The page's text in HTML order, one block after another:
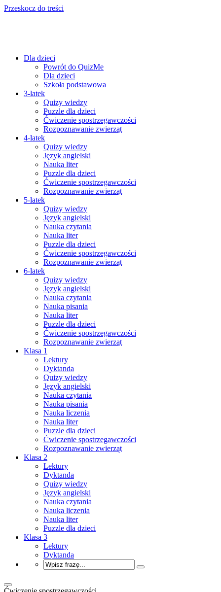
Przeskocz do treści
Dla dzieci
Powrót do QuizMe
Dla dzieci
Szkoła podstawowa
3-latek
Quizy wiedzy
Puzzle dla dzieci
Ćwiczenie spostrzegawczości
Rozpoznawanie zwierząt
4-latek
Quizy wiedzy
Język angielski
Nauka liter
Puzzle dla dzieci
Ćwiczenie spostrzegawczości
Rozpoznawanie zwierząt
5-latek
Quizy wiedzy
Język angielski
Nauka czytania
Nauka liter
Puzzle dla dzieci
Ćwiczenie spostrzegawczości
Rozpoznawanie zwierząt
6-latek
Quizy wiedzy
Język angielski
Nauka czytania
Nauka pisania
Nauka liter
Puzzle dla dzieci
Ćwiczenie spostrzegawczości
Rozpoznawanie zwierząt
Klasa 1
Lektury
Dyktanda
Quizy wiedzy
Język angielski
Nauka czytania
Nauka pisania
Nauka liczenia
Nauka liter
Puzzle dla dzieci
Ćwiczenie spostrzegawczości
Rozpoznawanie zwierząt
Klasa 2
Lektury
Dyktanda
Quizy wiedzy
Język angielski
Nauka czytania
Nauka liczenia
Nauka liter
Puzzle dla dzieci
Klasa 3
Lektury
Dyktanda